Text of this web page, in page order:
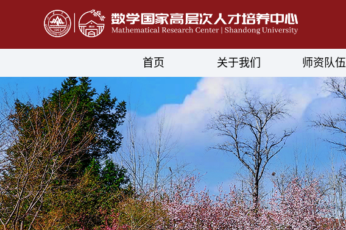
首页 关于我们 师资队伍